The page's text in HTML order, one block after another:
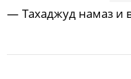
Тахаджуд намаз и